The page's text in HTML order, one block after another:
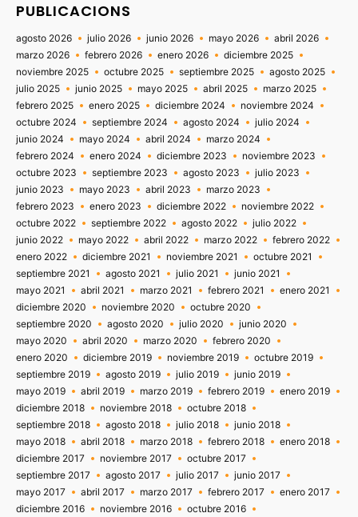
PUBLICACIONS
agosto 2026 julio 2026 junio 2026 mayo 2026
abril 2026
marzo 2026
febrero 2026 enero 2026
diciembre 2025
noviembre 2025
octubre 2025 septiembre 2025
agosto 2025
julio 2025
junio 2025 mayo 2025 abril 2025
marzo 2025
febrero 2025
enero 2025 diciembre 2024
noviembre 2024
octubre 2024
septiembre 2024 agosto 2024
julio 2024
junio 2024
mayo 2024 abril 2024
marzo 2024
febrero 2024
enero 2024 diciembre 2023
noviembre 2023
octubre 2023
septiembre 2023 agosto 2023
julio 2023
junio 2023
mayo 2023 abril 2023
marzo 2023
febrero 2023
enero 2023 diciembre 2022
noviembre 2022
octubre 2022
septiembre 2022 agosto 2022
julio 2022
junio 2022
mayo 2022 abril 2022 marzo 2022
febrero 2022
enero 2022
diciembre 2021 noviembre 2021
octubre 2021
septiembre 2021
agosto 2021 julio 2021
junio 2021
mayo 2021
abril 2021 marzo 2021 febrero 2021
enero 2021
diciembre 2020
noviembre 2020
octubre 2020
septiembre 2020
agosto 2020 julio 2020
junio 2020
mayo 2020
abril 2020 marzo 2020
febrero 2020
enero 2020
diciembre 2019 noviembre 2019
octubre 2019
septiembre 2019
agosto 2019 julio 2019
junio 2019
mayo 2019
abril 2019 marzo 2019 febrero 2019
enero 2019
diciembre 2018
noviembre 2018
octubre 2018
septiembre 2018
agosto 2018 julio 2018
junio 2018
mayo 2018
abril 2018 marzo 2018 febrero 2018
enero 2018
diciembre 2017
noviembre 2017
octubre 2017
septiembre 2017
agosto 2017 julio 2017
junio 2017
mayo 2017
abril 2017 marzo 2017 febrero 2017
enero 2017
diciembre 2016
noviembre 2016 octubre 2016